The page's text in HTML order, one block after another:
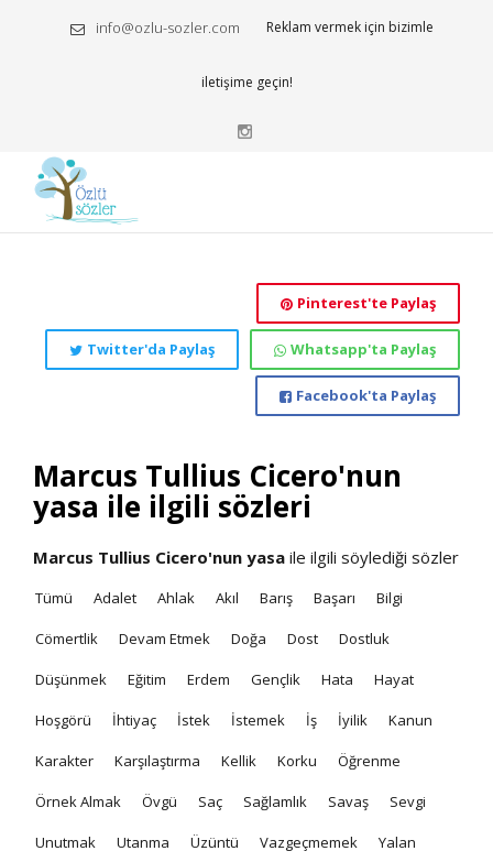
info@ozlu-sozler.com Reklam vermek için bizimle
iletişime geçin!
Pinterest'te Paylaş
Whatsapp'ta Paylaş
Twitter'da Paylaş
Facebook'ta Paylaş
Marcus Tullius Cicero'nun
yasa ile ilgili sözleri
Marcus Tullius Cicero'nun yasa ile ilgili söylediği sözler
Tümü Adalet Ahlak Akıl Barış Başarı Bilgi
Cömertlik Devam Etmek Doğa Dost Dostluk
Düşünmek Eğitim Erdem Gençlik Hata Hayat
Hoşgörü İhtiyaç İstek İstemek İş İyilik Kanun
Karakter Karşılaştırma Kellik Korku Öğrenme
Örnek Almak Övgü Saç Sağlamlık Savaş Sevgi
Unutmak Utanma Üzüntü Vazgeçmemek Yalan